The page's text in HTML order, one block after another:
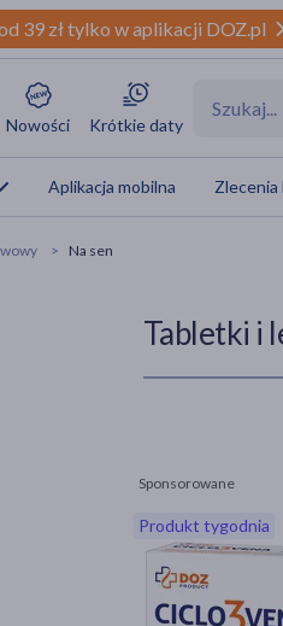
39 zł tylko w aplikacji DOZ.pl
Nowości Krótkie daty
Aplikacja mobilna Zlecenia
Na sen
Tabletki i
Sponsorowane
Produkt tygodnia